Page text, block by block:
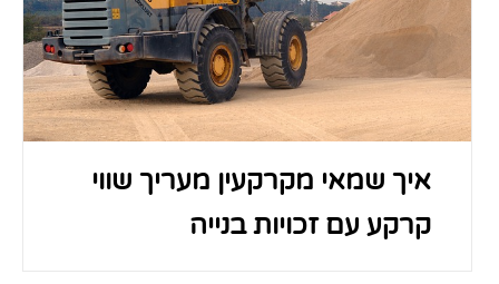
איך שמאי מקרקעין מעריך שווי
קרקע עם זכויות בנייה